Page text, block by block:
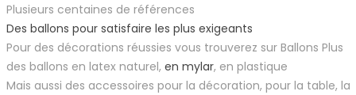
Plusieurs centaines de références
Des ballons pour satisfaire les plus exigeants
Pour des décorations réussies vous trouverez sur Ballons Plus
des ballons en latex naturel, en mylar, en plastique
Mais aussi des accessoires pour la décoration, pour la table, la